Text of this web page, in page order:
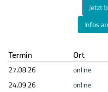
Jetzt
Infos
Termin Ort
27.08.26 online
24.09.26 online